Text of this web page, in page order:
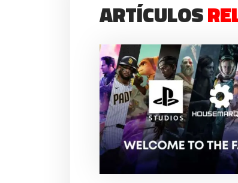
ARTÍCULOS